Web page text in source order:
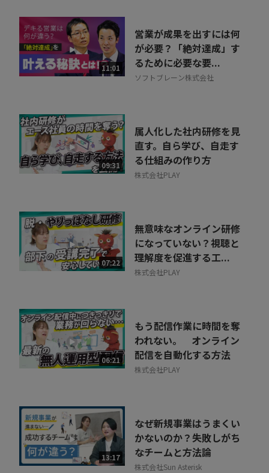
11:01
営業が成果を出すには何
が必要？「絶対達成」す
るために必要な要...
ソフトブレーン株式会社
09:31
属人化した社内研修を見
直す。自ら学び、自走す
る仕組みの作り方
株式会社PLAY
07:22
無意味なオンライン研修
になっていない？視聴と
理解度を促進する工...
株式会社PLAY
06:21
もう配信作業に時間を奪
われない。 オンライン
配信を自動化する方法
株式会社PLAY
13:17
なぜ新規事業はうまくい
かないのか？失敗しがち
なチームと方法論
株式会社Sun Asterisk